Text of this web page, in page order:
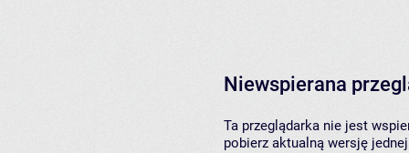
Niewspierana
Ta przeglądarka nie jest
pobierz aktualną wersję